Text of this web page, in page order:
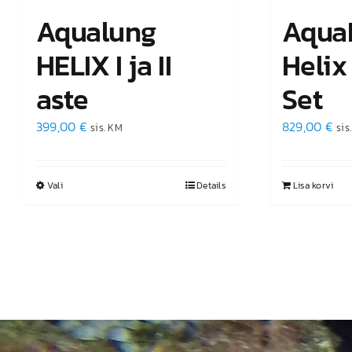
Aqualung
HELIX I ja II
aste
399,00 € sis. KM
ValiThis
options
may
Details
Helix
Set
829,00 €
Lisa korvi